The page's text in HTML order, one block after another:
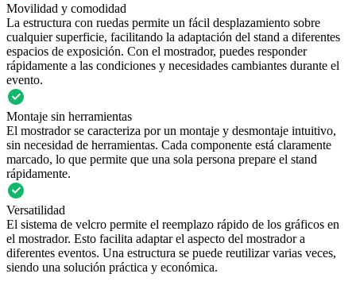
Movilidad y comodidad
La estructura con ruedas permite un fácil desplazamiento sobre
cualquier superficie, facilitando la adaptación del stand a diferentes
espacios de exposición. Con el mostrador, puedes responder
rápidamente a las condiciones y necesidades cambiantes durante el
evento.
Montaje sin herramientas
El mostrador se caracteriza por un montaje y desmontaje intuitivo,
sin necesidad de herramientas. Cada componente está claramente
marcado, lo que permite que una sola persona prepare el stand
rápidamente.
Versatilidad
El sistema de velcro permite el reemplazo rápido de los gráficos en
el mostrador. Esto facilita adaptar el aspecto del mostrador a
diferentes eventos. Una estructura se puede reutilizar varias veces,
siendo una solución práctica y económica.